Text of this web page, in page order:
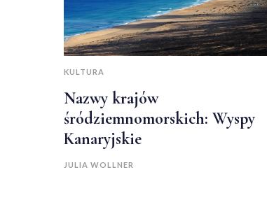
KULTURA
Nazwy krajów
śródziemnomorskich: Wyspy
Kanaryjskie
JULIA WOLLNER